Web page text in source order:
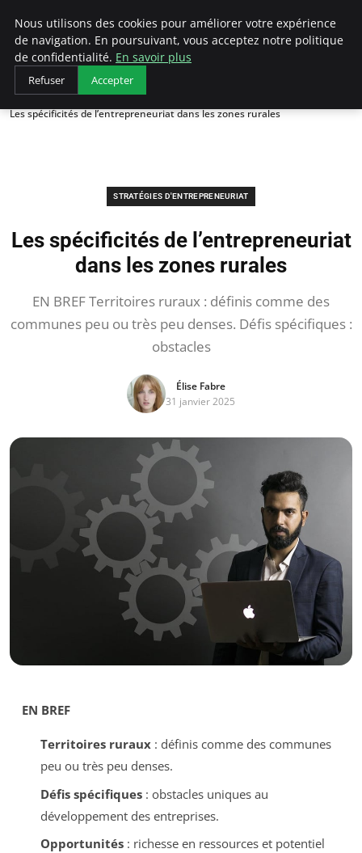
LECFCM
Accueil
Stratégies d'entrepreneuriat
Les spécificités de l’entrepreneuriat dans les zones rurales
STRATÉGIES D'ENTREPRENEURIAT
Les spécificités de l’entrepreneuriat
dans les zones rurales
EN BREF Territoires ruraux : définis comme des
communes peu ou très peu denses. Défis spécifiques :
obstacles
Élise Fabre
31 janvier 2025
EN BREF
Territoires ruraux: définis comme des communes
peu ou très peu denses.
Défis spécifiques: obstacles uniques au
développement des entreprises.
Opportunités: richesse en ressources et potentiel
Nous utilisons des cookies pour améliorer votre expérience
de navigation. En poursuivant, vous acceptez notre politique
de confidentialité. En savoir plus
Refuser Accepter